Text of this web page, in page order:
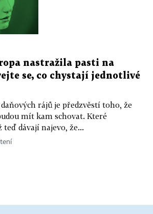
nastražila pasti na
se, co chystají jednotlivé
rájů je předzvěstí toho, že
mít kam schovat. Které
teď dávají najevo, že...